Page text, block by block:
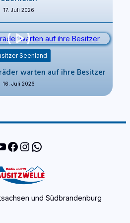
17. Juli 2026
Seenland
warten auf ihre Besitzer
16. Juli 2026
Facebook
Instagram
WhatsApp
und Südbrandenburg